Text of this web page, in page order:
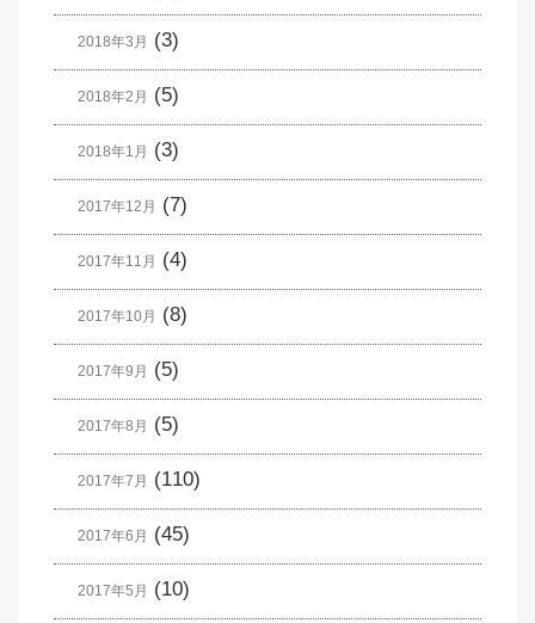
2018年3月 (3)
2018年2月 (5)
2018年1月 (3)
2017年12月 (7)
2017年11月 (4)
2017年10月 (8)
2017年9月 (5)
2017年8月 (5)
2017年7月 (110)
2017年6月 (45)
2017年5月 (10)